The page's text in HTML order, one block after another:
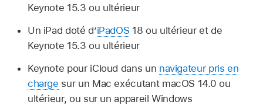
Keynote 15.3 ou ultérieur
Un iPad doté d’iPadOS 18 ou ultérieur et de
Keynote 15.3 ou ultérieur
Keynote pour iCloud dans un navigateur pris en
charge sur un Mac exécutant macOS 14.0 ou
ultérieur, ou sur un appareil Windows